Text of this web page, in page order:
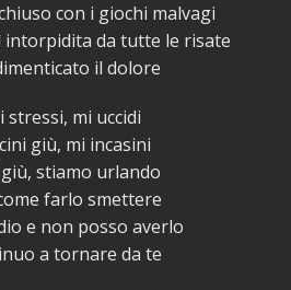
con i giochi malvagi
intorpidita da tutte le risate
il dolore
stressi, mi uccidi
giù, mi incasini
stiamo urlando
farlo smettere
e non posso averlo
a tornare da te